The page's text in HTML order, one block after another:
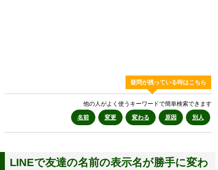
疑問が残っている時はこちら
他の人がよく使うキーワードで簡単検索できます
名前
変更 変わる 原因 別人
LINEで友達の名前の表示名が勝手に変わ